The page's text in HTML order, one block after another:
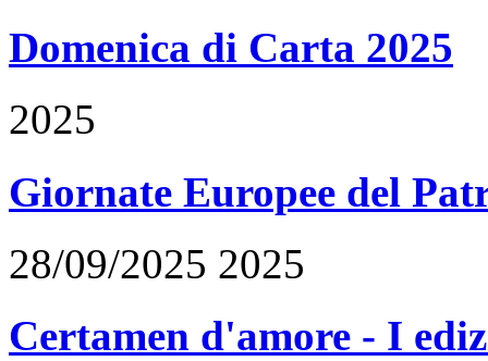
Domenica di Carta 2025
2025
Giornate Europee del
28/09/2025 2025
Certamen d'amore - I